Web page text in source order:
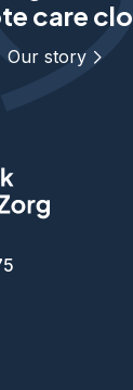
care
Our story